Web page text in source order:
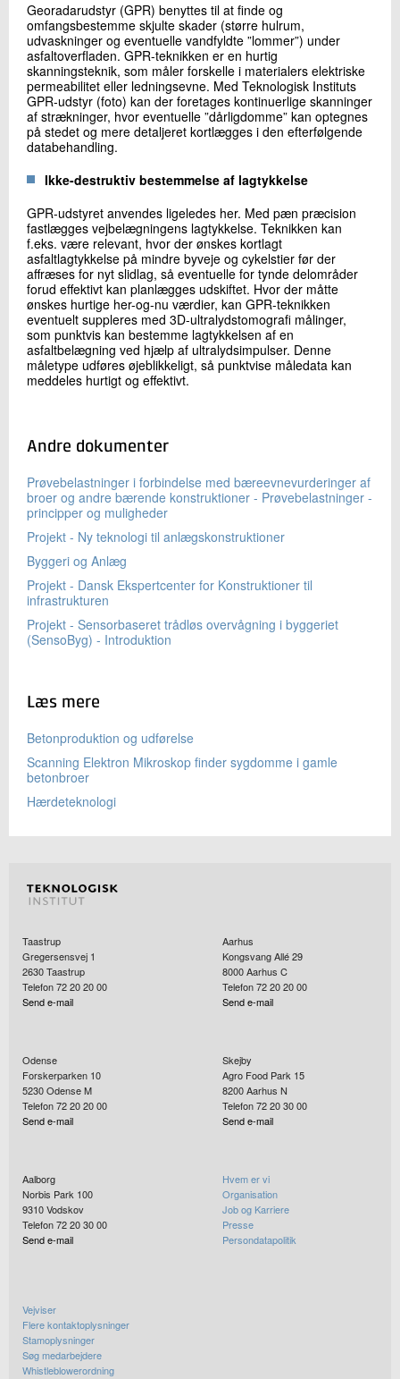
Georadarudstyr (GPR) benyttes til at finde og
omfangsbestemme skjulte skader (større hulrum,
udvaskninger og eventuelle vandfyldte ”lommer”) under
asfaltoverfladen. GPR-teknikken er en hurtig
skanningsteknik, som måler forskelle i materialers elektriske
permeabilitet eller ledningsevne. Med Teknologisk Instituts
GPR-udstyr (foto) kan der foretages kontinuerlige skanninger
af strækninger, hvor eventuelle ”dårligdomme” kan optegnes
på stedet og mere detaljeret kortlægges i den efterfølgende
databehandling.
Ikke-destruktiv bestemmelse af lagtykkelse
GPR-udstyret anvendes ligeledes her. Med pæn præcision
fastlægges vejbelægningens lagtykkelse. Teknikken kan
f.eks. være relevant, hvor der ønskes kortlagt
asfaltlagtykkelse på mindre byveje og cykelstier før der
affræses for nyt slidlag, så eventuelle for tynde delområder
forud effektivt kan planlægges udskiftet. Hvor der måtte
ønskes hurtige her-og-nu værdier, kan GPR-teknikken
eventuelt suppleres med 3D-ultralydstomografi målinger,
som punktvis kan bestemme lagtykkelsen af en
asfaltbelægning ved hjælp af ultralydsimpulser. Denne
måletype udføres øjeblikkeligt, så punktvise måledata kan
meddeles hurtigt og effektivt.
Andre dokumenter
Prøvebelastninger i forbindelse med bæreevnevurderinger af
broer og andre bærende konstruktioner - Prøvebelastninger -
principper og muligheder
Projekt - Ny teknologi til anlægskonstruktioner
Byggeri og Anlæg
Projekt - Dansk Ekspertcenter for Konstruktioner til
infrastrukturen
Projekt - Sensorbaseret trådløs overvågning i byggeriet
(SensoByg) - Introduktion
Læs mere
Betonproduktion og udførelse
Scanning Elektron Mikroskop finder sygdomme i gamle
betonbroer
Hærdeteknologi
Taastrup
Gregersensvej 1
2630Taastrup
Telefon 72 20 20 00
Send e-mail
Aarhus
Kongsvang Allé 29
8000Aarhus C
Telefon 72 20 20 00
Send e-mail
Odense
Forskerparken 10
5230Odense M
Telefon 72 20 20 00
Send e-mail
Skejby
Agro Food Park 15
8200Aarhus N
Telefon 72 20 30 00
Send e-mail
Aalborg
Norbis Park 100
9310Vodskov
Telefon 72 20 30 00
Send e-mail
Hvem er vi
Organisation
Job og Karriere
Presse
Persondatapolitik
Vejviser
Flere kontaktoplysninger
Stamoplysninger
Søg medarbejdere
Whistleblowerordning